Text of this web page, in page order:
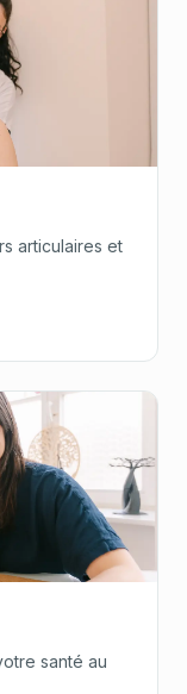
articulaires et
santé au